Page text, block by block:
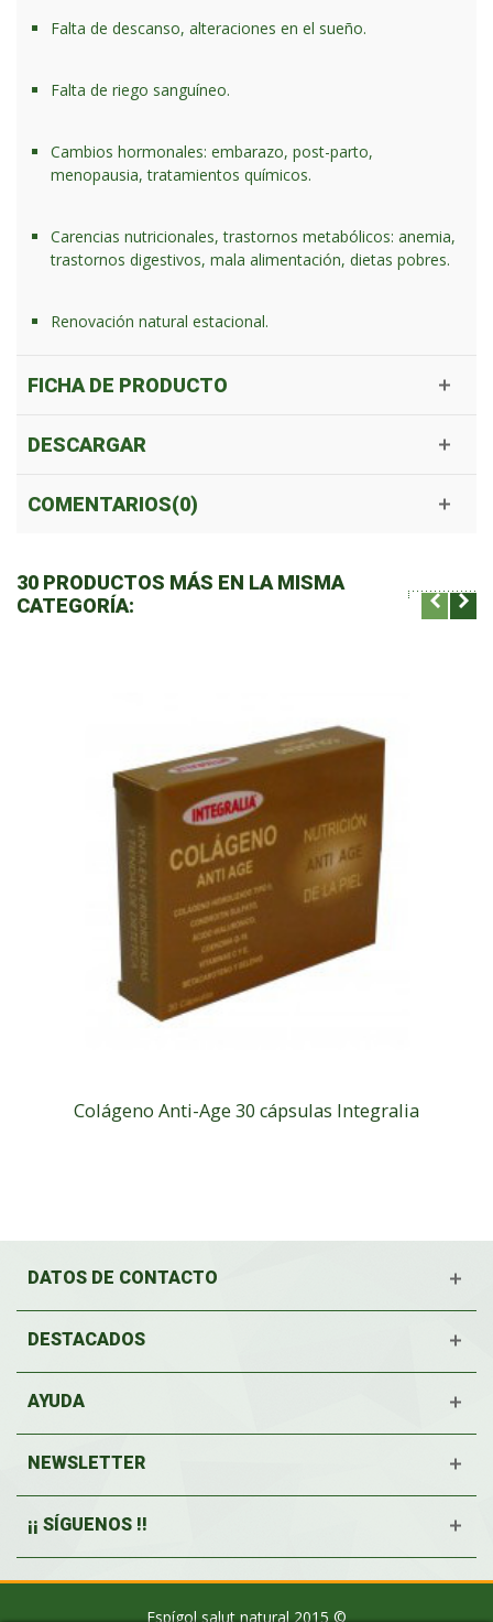
Falta de descanso, alteraciones en el sueño.
Falta de riego sanguíneo.
Cambios hormonales: embarazo, post-parto,
menopausia, tratamientos químicos.
Carencias nutricionales, trastornos metabólicos: anemia,
trastornos digestivos, mala alimentación, dietas pobres.
Renovación natural estacional.
FICHA DE PRODUCTO
DESCARGAR
COMENTARIOS(0)
30 PRODUCTOS MÁS EN LA MISMA
CATEGORÍA:
Colágeno Anti-Age 30 cápsulas Integralia
DATOS DE CONTACTO
DESTACADOS
AYUDA
NEWSLETTER
¡¡ SÍGUENOS !!
Espígol salut natural 2015 ©